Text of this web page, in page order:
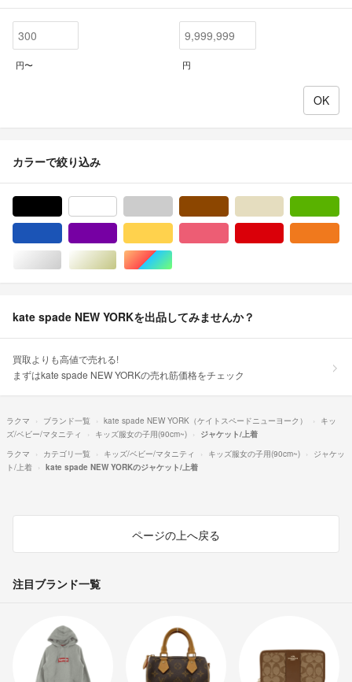
円〜 円
カラーで絞り込み
シルバー/銀色系ゴールド/金色系マルチカラー
kate spade NEW YORKを出品してみませんか？
買取よりも高値で売れる!
まずはkate spade NEW YORKの売れ筋価格をチェック
ラクマ ブランド一覧 kate spade NEW YORK（ケイトスペードニューヨーク）
キッ
ズ/ベビー/マタニティ
キッズ服女の子用(90cm~)
ジャケット/上着
ラクマ
カテゴリ一覧 キッズ/ベビー/マタニティ キッズ服女の子用(90cm~)
ジャケッ
ト/上着
kate spade NEW YORKのジャケット/上着
ページの上へ戻る
注目ブランド一覧